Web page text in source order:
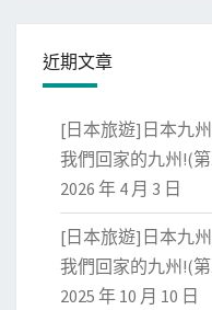
近期文章
[日本旅遊]日本九
我們回家的九州!(
2026 年 4 月 3 日
[日本旅遊]日本九
我們回家的九州!(
2025 年 10 月 10 日